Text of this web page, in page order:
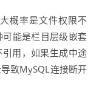
概率是文件权限不
能是栏目层级嵌套
用，如果生成中途
致MySQL连接断开